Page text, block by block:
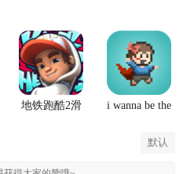
地铁跑酷2滑
i wanna be the
默认